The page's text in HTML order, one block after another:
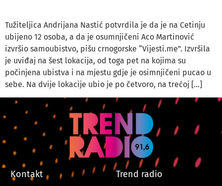
Tužiteljica Andrijana Nastić potvrdila je da je na Cetinju
ubijeno 12 osoba, a da je osumnjičeni Aco Martinović
izvršio samoubistvo, pišu crnogorske “Vijesti.me”. Izvršila
je uviđaj na šest lokacija, od toga pet na kojima su
počinjena ubistva i na mjestu gdje je osimnjičeni pucao u
sebe. Na dvije lokacije ubio je po četvoro, na trećoj […]
Kontakt Trend radio